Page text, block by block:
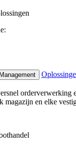
orderverwerking
magazijn en elke